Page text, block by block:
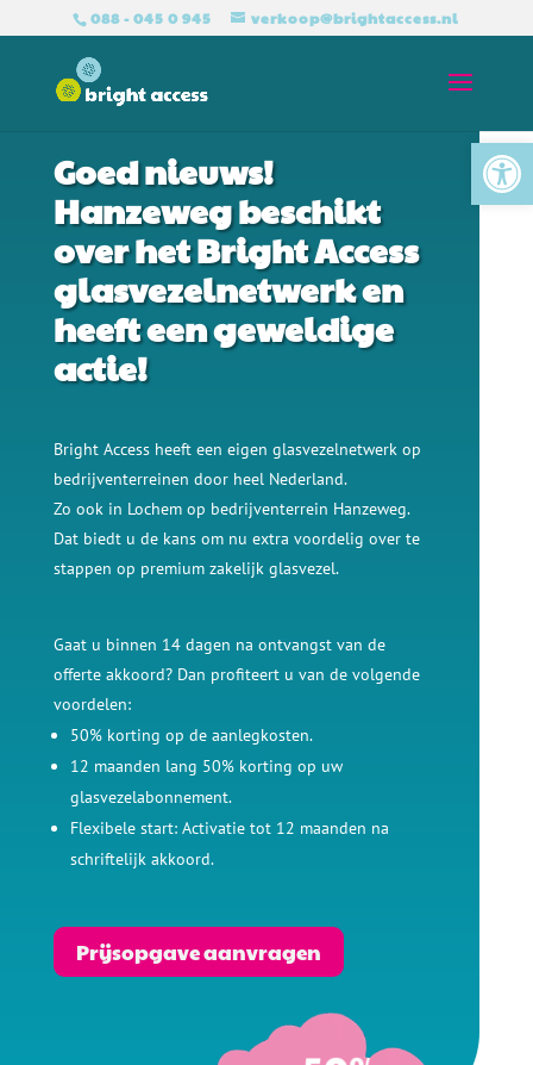
088 - 045 0 945 verkoop@brightaccess.nl
BRIGHT ACCESS GLASVEZEL VOOR ONDERNEMERS
Goed nieuws!
Hanzeweg beschikt
over het Bright Access
glasvezelnetwerk en
heeft een geweldige
actie!
Bright Access heeft een eigen glasvezelnetwerk op
bedrijventerreinen door heel Nederland.
Zo ook in Lochem op bedrijventerrein Hanzeweg.
Dat biedt u de kans om nu extra voordelig over te
stappen op premium zakelijk glasvezel.
Gaat u binnen 14 dagen na ontvangst van de
offerte akkoord? Dan profiteert u van de volgende
voordelen:
50% korting op de aanlegkosten.
12 maanden lang 50% korting op uw
glasvezelabonnement.
Flexibele start: Activatie tot 12 maanden na
schriftelijk akkoord.
Prijsopgave aanvragen